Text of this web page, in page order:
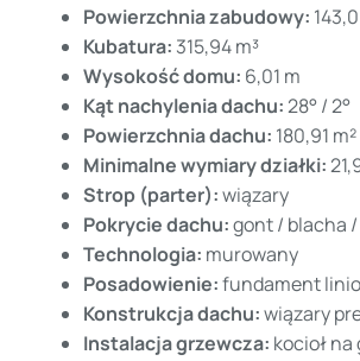
Powierzchnia zabudowy:
Kubatura: 315,94 m³
Wysokość domu: 6,01 m
Kąt nachylenia dachu:28° / 2°
Powierzchnia dachu: 180,91 m²
Minimalne wymiary działki:
Strop (parter):wiązary
Pokrycie dachu:gont / blacha
Technologia: murowany
Posadowienie:fundament
Konstrukcja dachu:wiązary
Instalacja grzewcza: kocioł na